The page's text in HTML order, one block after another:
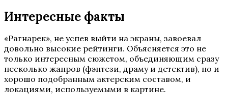
Интересные факты
«Рагнарек», не успев выйти на экраны, завоевал
довольно высокие рейтинги. Объясняется это не
только интересным сюжетом, объединяющим сразу
несколько жанров (фэнтези, драму и детектив), но и
хорошо подобранным актерским составом, и
локациями, используемыми в картине.